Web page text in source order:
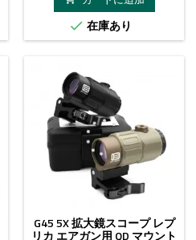
 在庫あり
G45 5X 拡大鏡スコープ レプ
リカ エアガン用 QD マウント